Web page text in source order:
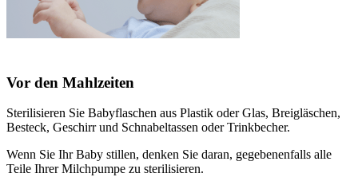
Vor den Mahlzeiten
Sterilisieren Sie Babyflaschen aus Plastik oder Glas, Breigläschen,
Besteck, Geschirr und Schnabeltassen oder Trinkbecher.
Wenn Sie Ihr Baby stillen, denken Sie daran, gegebenenfalls alle
Teile Ihrer Milchpumpe zu sterilisieren.